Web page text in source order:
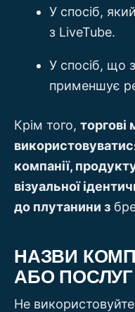
У спосіб,
з LiveTube.
У спосіб, що
применшує
Крім того, торгові
компанії,
візуальної
до плутанини з
НАЗВИ
АБО ПОСЛУГ
Не